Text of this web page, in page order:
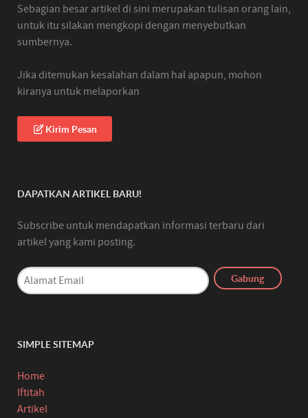
Sebagian besar artikel di sini merupakan tulisan orang lain,
untuk itu silakan mengkopi dengan menyebutkan
sumbernya.
Jika ditemukan kesalahan dalam hal apapun, mohon
kiranya untuk melaporkan
Kirim Pesan
DAPATKAN ARTIKEL BARU!
Subscribe untuk mendapatkan informasi terbaru dari
artikel yang kami posting.
SIMPLE SITEMAP
Home
Iftitah
Artikel